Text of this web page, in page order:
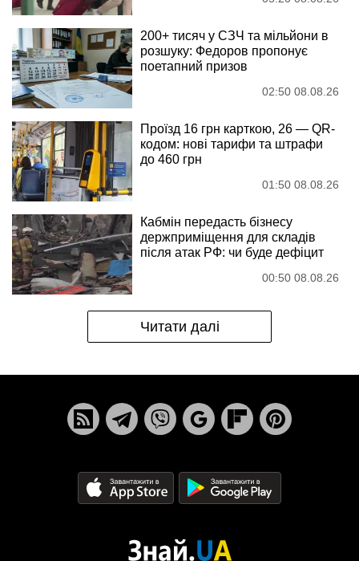
200+ тисяч у СЗЧ та мільйони в
розшуку: Федоров пропонує
поетапний призов
02:50 08.08.26
Проїзд 16 грн карткою, 26 — QR-
кодом: нові тарифи та штрафи
до 460 грн
01:50 08.08.26
Кабмін передасть бізнесу
держприміщення для складів
після атак РФ: чи буде дефіцит
00:50 08.08.26
Читати далі